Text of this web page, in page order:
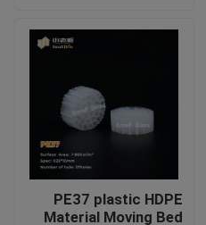
اطلب اقتباس
الوسائط المرشحة MBBR
MBBR بيو ميديا
PE37 plastic HDPE
Material Moving Bed